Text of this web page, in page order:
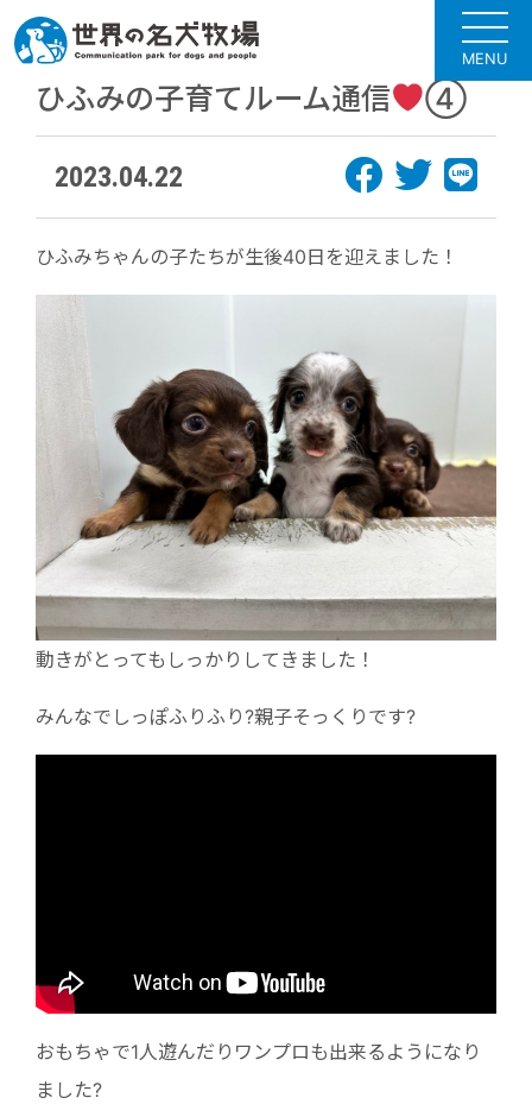
MENU
ひふみの子育てルーム通信 ④
2023.04.22
ひふみちゃんの子たちが生後40日を迎えました！
動きがとってもしっかりしてきました！
みんなでしっぽふりふり?親子そっくりです?
おもちゃで1人遊んだりワンプロも出来るようになり
ました?